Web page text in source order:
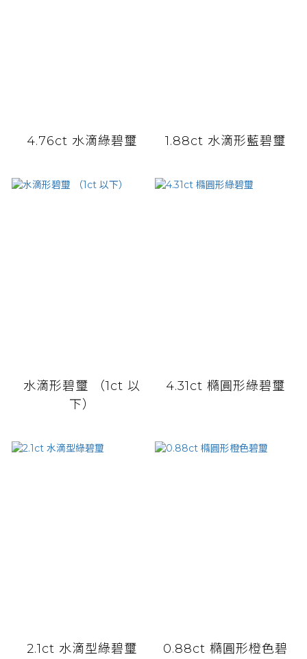
4.76ct 水滴綠碧璽 1.88ct 水滴形藍碧璽
水滴形碧璽 （1ct 以
下）
4.31ct 橢圓形綠碧璽
2.1ct 水滴型綠碧璽
0.88ct 橢圓形橙色碧